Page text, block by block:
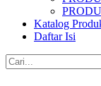
Katalog
Daftar Isi